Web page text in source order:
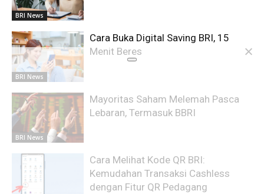
BRI News
BRI News
Cara Buka Digital Saving BRI, 15
Menit Beres
BRI News
Mayoritas Saham Melemah Pasca
Lebaran, Termasuk BBRI
Cara Melihat Kode QR BRI:
Kemudahan Transaksi Cashless
dengan Fitur QR Pedagang